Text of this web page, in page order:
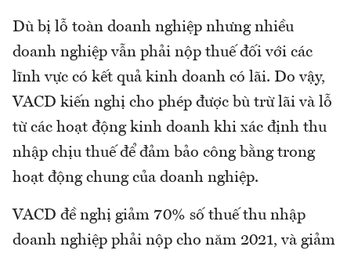
Dù bị lỗ toàn doanh nghiệp nhưng nhiều
doanh nghiệp vẫn phải nộp thuế đối với các
lĩnh vực có kết quả kinh doanh có lãi. Do vậy,
VACD kiến nghị cho phép được bù trừ lãi và lỗ
từ các hoạt động kinh doanh khi xác định thu
nhập chịu thuế để đảm bảo công bằng trong
hoạt động chung của doanh nghiệp.
VACD đề nghị giảm 70% số thuế thu nhập
doanh nghiệp phải nộp cho năm 2021, và giảm